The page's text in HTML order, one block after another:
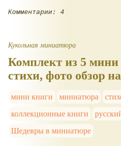
Комментарии: 4
Кукольная миниатюра
Комплект из 5
стихи, фото обзор
мини книги миниатюра
коллекционные книги
Шедевры в миниатюре